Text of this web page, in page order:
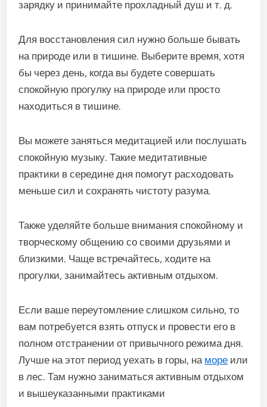
зарядку и принимайте прохладный душ и т. д.
Для восстановления сил нужно больше бывать
на природе или в тишине. Выберите время, хотя
бы через день, когда вы будете совершать
спокойную прогулку на природе или просто
находиться в тишине.
Вы можете заняться медитацией или послушать
спокойную музыку. Такие медитативные
практики в середине дня помогут расходовать
меньше сил и сохранять чистоту разума.
Также уделяйте больше внимания спокойному и
творческому общению со своими друзьями и
близкими. Чаще встречайтесь, ходите на
прогулки, занимайтесь активным отдыхом.
Если ваше переутомление слишком сильно, то
вам потребуется взять отпуск и провести его в
полном отстранении от привычного режима дня.
Лучше на этот период уехать в горы, на море или
в лес. Там нужно заниматься активным отдыхом
и вышеуказанными практиками